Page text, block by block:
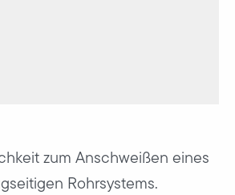
zum Anschweißen eines
Rohrsystems.